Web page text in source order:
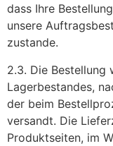
dass Ihre
unsere
zustande.
2.3. Die Bestellung
Lagerbestandes,
der beim
versandt. Die
Produktseiten, im